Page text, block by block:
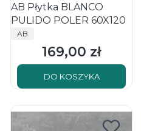
AB Płytka BLANCO
PULIDO POLER 60X120
PRODUCENT
AB
Cena
169,00 zł
DO KOSZYKA